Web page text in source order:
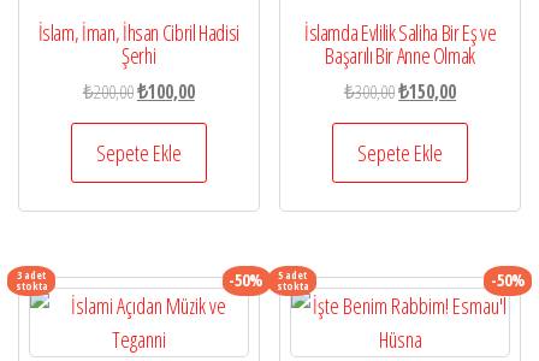
İslam, İman, İhsan Cibril Hadisi
Şerhi
₺200,00Orijinal
fiyat:
₺200,00.
₺100,00Şu
andaki
₺100,00.
Sepete Ekle
İslamda Evlilik Saliha Bir Eş ve
Başarılı Bir Anne Olmak
₺300,00Orijinal
fiyat:
₺300,00.
₺150,00Şu
andaki
₺150,00.
Sepete Ekle
3 adet
stokta -50% 5 adet
stokta -50%